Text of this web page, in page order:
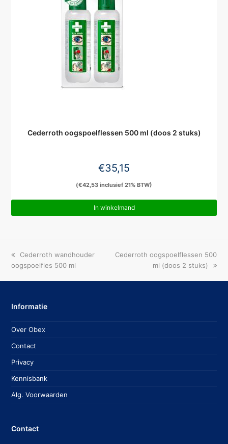
Cederroth oogspoelflessen 500 ml (doos 2 stuks)
€35,15
(€42,53 inclusief 21% BTW)
In winkelmand
previous
post:
Cederroth wandhouder
oogspoelfles 500 ml
next
Cederroth oogspoelflessen 500
ml (doos 2 stuks)
Informatie
Over Obex
Contact
Privacy
Kennisbank
Alg. Voorwaarden
Contact